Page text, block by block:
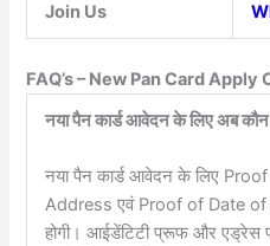
Join Us
FAQ’s – New Pan Card Apply
नया पैन कार्ड आवेदन के लिए अब
नया पैन कार्ड आवेदन के लिए
Address एवं Proof of Date of
होगी। आईडेंटिटी प्रूफ और एड्रेस